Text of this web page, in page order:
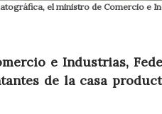
el ministro de Comercio e
e Industrias,
de la casa